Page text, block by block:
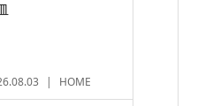
HOME